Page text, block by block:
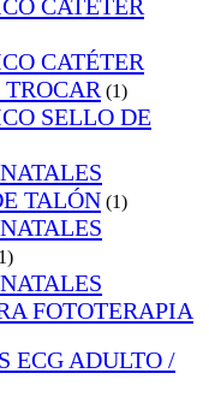
CATÉTER
CATÉTER
(1)
SELLO DE
TALÓN (1)
FOTOTERAPIA
ECG ADULTO /